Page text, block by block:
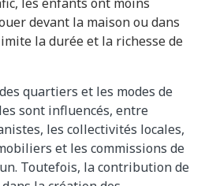
devant la maison ou dans
la durée et la richesse de
quartiers et les modes de
sont influencés, entre
les collectivités locales,
et les commissions de
Toutefois, la contribution de